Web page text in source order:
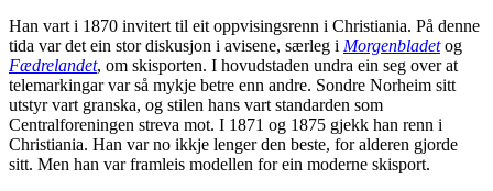
Han vart i 1870 invitert til eit oppvisingsrenn i Christiania. På denne
tida var det ein stor diskusjon i avisene, særleg i Morgenbladetog
Fædrelandet, om skisporten. I hovudstaden undra ein seg over at
telemarkingar var så mykje betre enn andre. Sondre Norheim sitt
utstyr vart granska, og stilen hans vart standarden som
Centralforeningen streva mot. I 1871 og 1875 gjekk han renn i
Christiania. Han var no ikkje lenger den beste, for alderen gjorde
sitt. Men han var framleis modellen for ein moderne skisport.